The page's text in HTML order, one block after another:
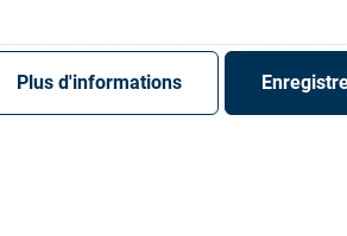
Plus d'informations